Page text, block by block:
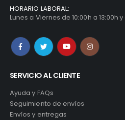
HORARIO LABORAL:
Lunes a Viernes de 10:00h a 13:00h
SERVICIO AL CLIENTE
Ayuda y FAQs
Seguimiento de envíos
Envíos y entregas